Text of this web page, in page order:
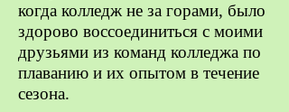
когда колледж не за горами, было
здорово воссоединиться с моими
друзьями из команд колледжа по
плаванию и их опытом в течение
сезона.